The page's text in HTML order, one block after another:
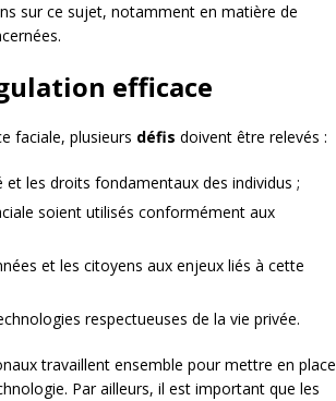
sur ce sujet, notamment en matière de
efficace
faciale, plusieurs défis doivent être relevés :
les droits fondamentaux des individus ;
soient utilisés conformément aux
et les citoyens aux enjeux liés à cette
respectueuses de la vie privée.
travaillent ensemble pour mettre en place
Par ailleurs, il est important que les